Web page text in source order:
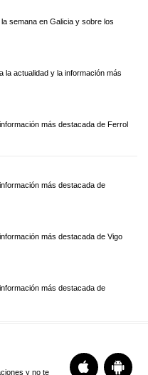
semana en Galicia y sobre los
la actualidad y la información más
más destacada de Ferrol
más destacada de
más destacada de Vigo
más destacada de
y no te